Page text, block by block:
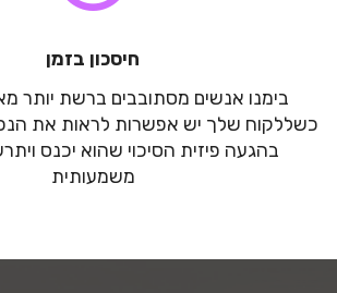
חיסכון בזמן
בימנו אנשים מסתובבים ברשת יותר
כשללקוח שלך יש אפשרות לראות את
בהגעה פיזית הסיכוי שהוא יכנס
משמעותית